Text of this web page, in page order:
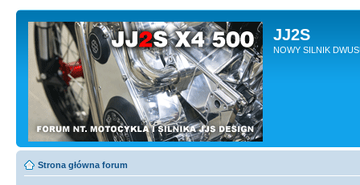
JJ2S
NOWY SILNIK
Strona główna forum